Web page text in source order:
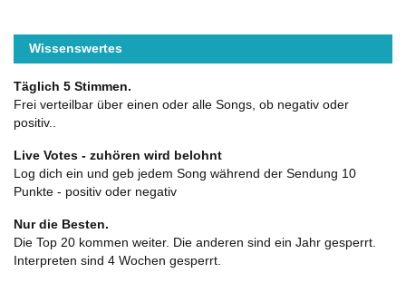
Wissenswertes
Täglich 5 Stimmen.
Frei verteilbar über einen oder alle Songs, ob negativ oder
positiv..
Live Votes - zuhören wird belohnt
Log dich ein und geb jedem Song während der Sendung 10
Punkte - positiv oder negativ
Nur die Besten.
Die Top 20 kommen weiter. Die anderen sind ein Jahr gesperrt.
Interpreten sind 4 Wochen gesperrt.